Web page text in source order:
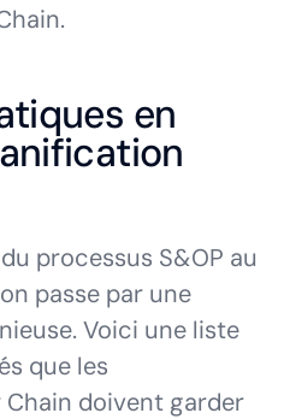
en
processus S&OP au
passe par une
Voici une liste
que les
doivent garder